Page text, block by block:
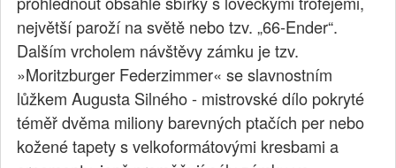
největší paroží na světě nebo tzv. „66-Ender“.
Dalším vrcholem návštěvy zámku je tzv.
»Moritzburger Federzimmer« se slavnostním
lůžkem Augusta Silného - mistrovské dílo pokryté
téměř dvěma miliony barevných ptačích per nebo
kožené tapety s velkoformátovými kresbami a